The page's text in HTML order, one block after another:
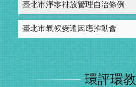
臺北市淨零排放管理自治條例
臺北市氣候變遷因應推動會
環評環教